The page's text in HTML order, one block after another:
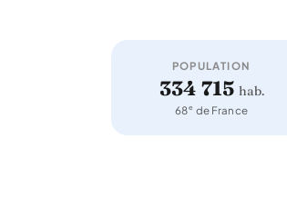
POPULATION
334 715 hab.
68e de France